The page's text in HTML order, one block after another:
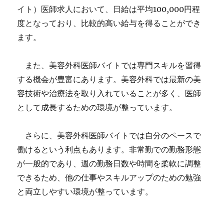
イト）医師求人において、日給は平均100,000円程
度となっており、比較的高い給与を得ることができ
ます。
また、美容外科医師バイトでは専門スキルを習得
する機会が豊富にあります。美容外科では最新の美
容技術や治療法を取り入れていることが多く、医師
として成長するための環境が整っています。
さらに、美容外科医師バイトでは自分のペースで
働けるという利点もあります。非常勤での勤務形態
が一般的であり、週の勤務日数や時間を柔軟に調整
できるため、他の仕事やスキルアップのための勉強
と両立しやすい環境が整っています。